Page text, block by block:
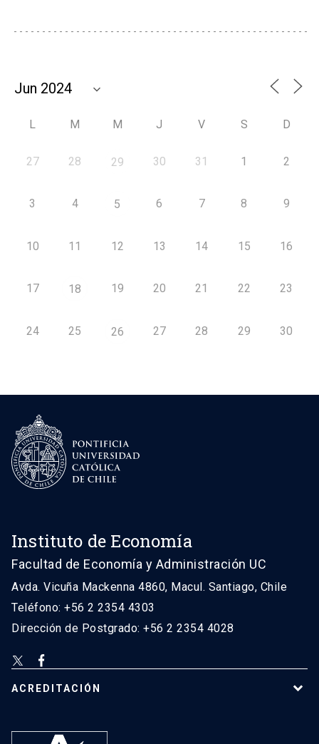
L M M J V S D
27 28 29 30 31 1 2
3 4 5 6 7 8 9
10 11 12 13 14 15 16
17 18 19 20 21 22 23
24 25 26 27 28 29 30
Instituto de Economía
Facultad de Economía y Administración UC
Avda. Vicuña Mackenna 4860, Macul. Santiago, Chile
Teléfono: +56 2 2354 4303
Dirección de Postgrado: +56 2 2354 4028
ACREDITACIÓN